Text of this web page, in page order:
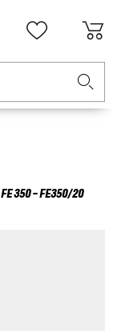
FE 350 - FE350/20